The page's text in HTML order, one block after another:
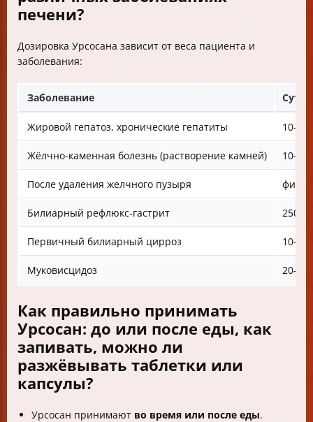
печени?
Дозировка Урсосана зависит от веса пациента и
заболевания:
Заболевание
Жировой гепатоз, хронические гепатиты 10–15
Жёлчно-каменная болезнь (растворение камней) 10–15
После удаления желчного пузыря
Билиарный рефлюкс-гастрит 250 мг
Первичный билиарный цирроз 10–15
Муковисцидоз 20–30
Как правильно принимать
Урсосан: до или после еды, как
запивать, можно ли
разжёвывать таблетки или
капсулы?
Урсосан принимают во время или после еды.